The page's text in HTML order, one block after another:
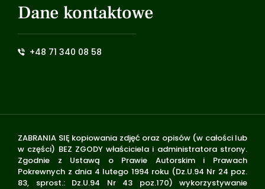
Dane kontaktowe
+48 71 340 08 58
ZABRANIA SIĘ kopiowania zdjęć oraz opisów (w całości lub
w części) BEZ ZGODY właściciela i administratora strony.
Zgodnie z Ustawą o Prawie Autorskim i Prawach
Pokrewnych z dnia 4 lutego 1994 roku (Dz.U.94 Nr 24 poz.
83, sprost.: Dz.U.94 Nr 43 poz.170) wykorzystywanie